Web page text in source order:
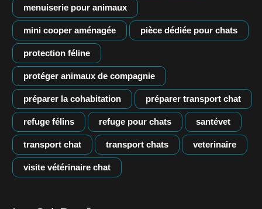
menuiserie pour animaux
mini cooper aménagée pièce dédiée pour chats
protection féline
protéger animaux de compagnie
préparer la cohabitation préparer transport chat
refuge félins refuge pour chats santévet
transport chat transport chats veterinaire
visite vétérinaire chat